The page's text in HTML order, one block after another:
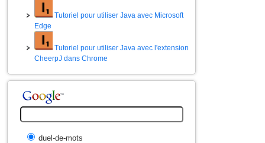
Tutoriel pour utiliser Java avec Microsoft
Edge
Tutoriel pour utiliser Java avec l'extension
CheerpJ dans Chrome
duel-de-mots